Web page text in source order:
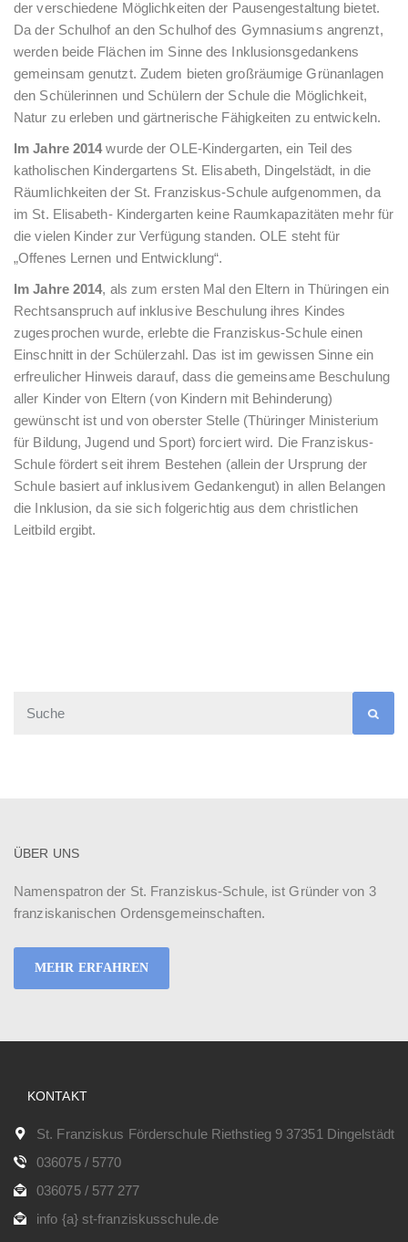
der verschiedene Möglichkeiten der Pausengestaltung bietet.
Da der Schulhof an den Schulhof des Gymnasiums angrenzt,
werden beide Flächen im Sinne des Inklusionsgedankens
gemeinsam genutzt. Zudem bieten großräumige Grünanlagen
den Schülerinnen und Schülern der Schule die Möglichkeit,
Natur zu erleben und gärtnerische Fähigkeiten zu entwickeln.
Im Jahre 2014wurde der OLE-Kindergarten, ein Teil des
katholischen Kindergartens St. Elisabeth, Dingelstädt, in die
Räumlichkeiten der St. Franziskus-Schule aufgenommen, da
im St. Elisabeth- Kindergarten keine Raumkapazitäten mehr für
die vielen Kinder zur Verfügung standen. OLE steht für
„Offenes Lernen und Entwicklung“.
Im Jahre 2014, als zum ersten Mal den Eltern in Thüringen ein
Rechtsanspruch auf inklusive Beschulung ihres Kindes
zugesprochen wurde, erlebte die Franziskus-Schule einen
Einschnitt in der Schülerzahl. Das ist im gewissen Sinne ein
erfreulicher Hinweis darauf, dass die gemeinsame Beschulung
aller Kinder von Eltern (von Kindern mit Behinderung)
gewünscht ist und von oberster Stelle (Thüringer Ministerium
für Bildung, Jugend und Sport) forciert wird. Die Franziskus-
Schule fördert seit ihrem Bestehen (allein der Ursprung der
Schule basiert auf inklusivem Gedankengut) in allen Belangen
die Inklusion, da sie sich folgerichtig aus dem christlichen
Leitbild ergibt.
ÜBER UNS
Namenspatron der St. Franziskus-Schule, ist Gründer von 3
franziskanischen Ordensgemeinschaften.
MEHR ERFAHREN
KONTAKT
St. Franziskus Förderschule Riethstieg 9 37351 Dingelstädt
036075 / 5770
036075 / 577 277
info {a} st-franziskusschule.de